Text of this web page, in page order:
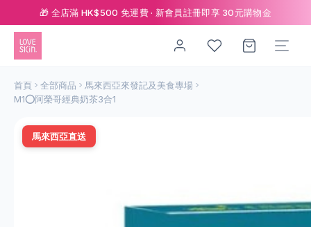
🎁 全店滿 HK$500 免運費 · 新會員註冊即享 30元購物金
首頁 全部商品
馬來西亞來發記及美食專場
M1⭕️阿榮哥經典奶茶3合1
馬來西亞直送